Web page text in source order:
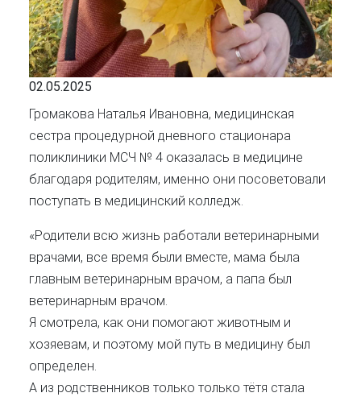
02.05.2025
Громакова Наталья Ивановна, медицинская
сестра процедурной дневного стационара
поликлиники МСЧ № 4 оказалась в медицине
благодаря родителям, именно они посоветовали
поступать в медицинский колледж.
«Родители всю жизнь работали ветеринарными
врачами, все время были вместе, мама была
главным ветеринарным врачом, а папа был
ветеринарным врачом.
Я смотрела, как они помогают животным и
хозяевам, и поэтому мой путь в медицину был
определен.
А из родственников только только тётя стала